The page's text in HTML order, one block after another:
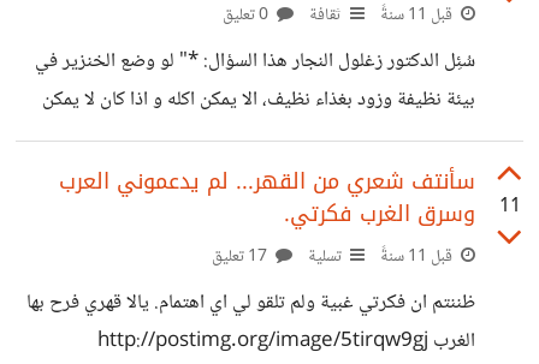
قبل 11 سنةً ثقافة
سُئِل الدكتور زغلول النجار هذا السؤال: *" لو وضع الخنزير في
بيئة نظيفة وزود بغذاء نظيف، الا يمكن اكله و اذا كان لا يمكن
اكله فلماذا الله خلقه وحرم اكله"* -----
https://youtu.be/0TqXV_Ej1zo
11
سأنتف شعري من القهر... لم يدعموني العرب
وسرق الغرب فكرتي.
قبل 11 سنةً تسلية
ظننتم ان فكرتي غبية ولم تلقو لي اي اهتمام. يالا قهري فرح بها
الغرب http://postimg.org/image/5tirqw9gj